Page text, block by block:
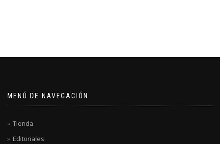
MENÚ DE NAVEGACIÓN
Tienda
Editoriales